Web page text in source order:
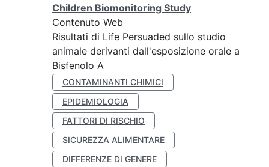
Children Biomonitoring Study
Contenuto Web
Risultati di Life Persuaded sullo studio
animale derivanti dall'esposizione orale a
Bisfenolo A
CONTAMINANTI CHIMICI
EPIDEMIOLOGIA
FATTORI DI RISCHIO
SICUREZZA ALIMENTARE
DIFFERENZE DI GENERE